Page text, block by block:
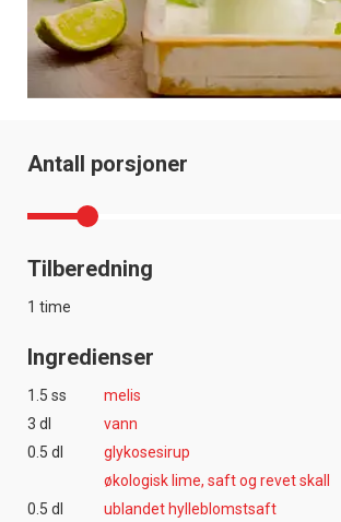
Antall porsjoner
Tilberedning
1 time
Ingredienser
1.5 ss
melis
3 dl
vann
0.5 dl
glykosesirup
økologisk lime, saft og revet skall
0.5 dl
ublandet hylleblomstsaft